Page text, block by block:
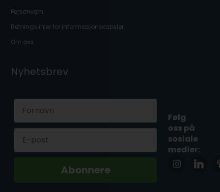
Personvern
Retningslinjer for informasjonskapsler
Om oss
Nyhetsbrev
Abonnere
Følg
oss på
sosiale
medier: